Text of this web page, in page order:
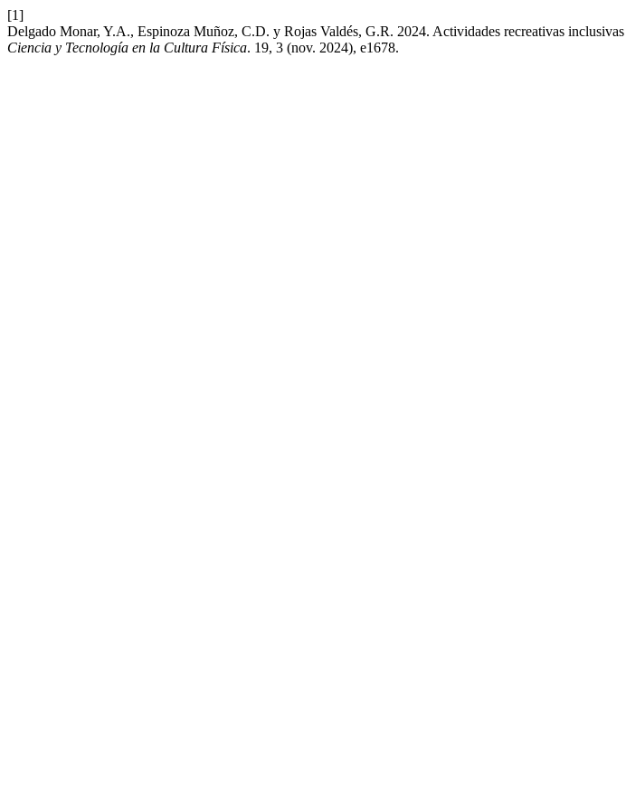
[1]
Delgado Monar, Y.A., Espinoza Muñoz, C.D. y Rojas Valdés, G.R. 2024. Actividades recreativas
Ciencia y Tecnología en la Cultura Física. 19, 3 (nov. 2024), e1678.